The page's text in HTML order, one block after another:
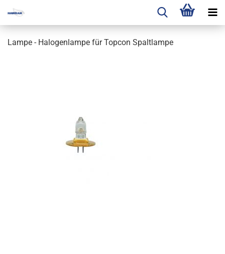
Lampe - Halogenlampe für Topcon Spaltlampe